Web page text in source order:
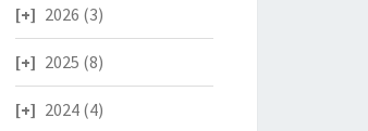
2026 (3)
2025 (8)
2024(4)